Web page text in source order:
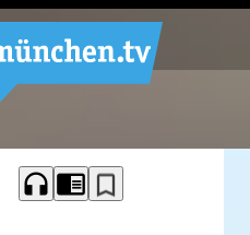
headphones chrome_reader_mode bookmark_border